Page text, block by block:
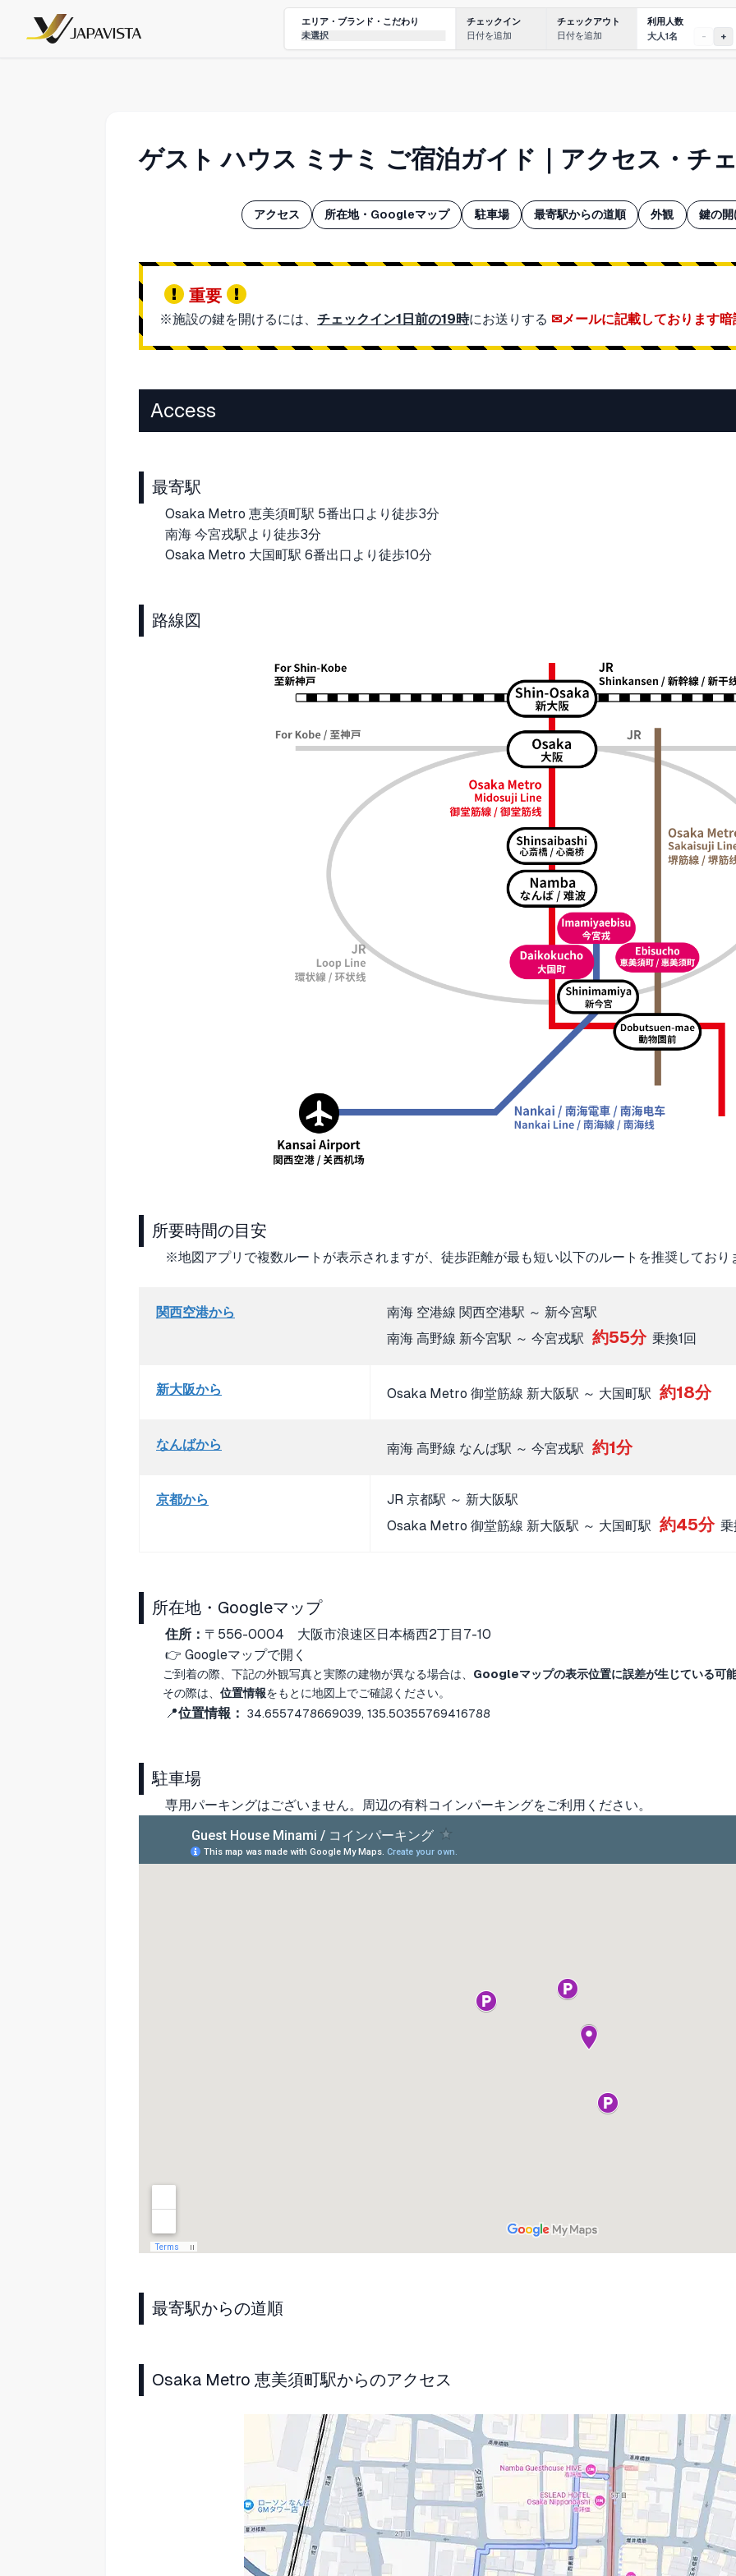
エリア・ブランド・こだわり
未選択
チェックイン
日付を追加
チェックアウト
日付を追加
利用人数
大人1名
- +
ゲスト ハウス ミナミ ご宿泊ガイド｜アクセス・チ
アクセス 所在地・Googleマップ 駐車場 最寄駅からの道順 外観 鍵の開
重要
※施設の鍵を開けるには、 チェックイン1日前の19時にお送りする メールに記載しております
Access
最寄駅
Osaka Metro 恵美須町駅 5番出口より徒歩3分
南海 今宮戎駅より徒歩3分
Osaka Metro 大国町駅 6番出口より徒歩10分
路線図
所要時間の目安
※地図アプリで複数ルートが表示されますが、徒歩距離が最も短い以下のルートを推奨しており
関西空港から
南海 空港線 関西空港駅 ～ 新今宮駅
南海 高野線 新今宮駅 ～ 今宮戎駅 約55分 乗換1回
新大阪から Osaka Metro 御堂筋線 新大阪駅 ～ 大国町駅 約18分
なんばから 南海 高野線 なんば駅 ～ 今宮戎駅 約1分
京都から
JR 京都駅 ～ 新大阪駅
Osaka Metro 御堂筋線 新大阪駅 ～ 大国町駅 約45分 乗
所在地・Googleマップ
住所： 〒556-0004 大阪市浪速区日本橋西2丁目7-10
👉 Googleマップで開く
ご到着の際、下記の外観写真と実際の建物が異なる場合は、 Googleマップの表示位置に誤差が生じている可
その際は、 位置情報をもとに地図上でご確認ください。
📍位置情報： 34.6557478669039, 135.50355769416788
駐車場
専用パーキングはございません。周辺の有料コインパーキングをご利用ください。
最寄駅からの道順
Osaka Metro 恵美須町駅からのアクセス